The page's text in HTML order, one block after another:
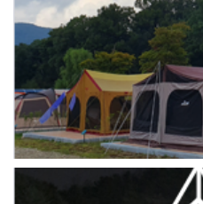
캠핑장(9월1일~6일
2026년 5월 캠핑장
캠핑장(9월1일~6일